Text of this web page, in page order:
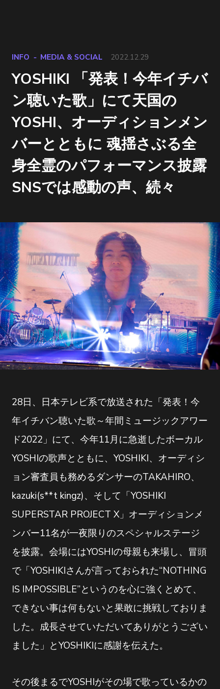
INFO MEDIA & SOCIAL 2022.12.29
YOSHIKI 「発表！今年イチバ
ン聴いた歌」にて天国の
YOSHI、オーディションメン
バーとともに 魂揺さぶる全
身全霊のパフォーマンス披露
SNSでは感動の声、続々
28日、日本テレビ系で放送された「発表！今
年イチバン聴いた歌～年間ミュージックアワー
ド2022」にて、今年11月に急逝したボーカル
YOSHIの歌声とともに、YOSHIKI、オーディシ
ョン審査員も務めるダンサーのTAKAHIRO、
kazuki(s**t kingz)、そして「YOSHIKI
SUPERSTAR PROJECT X」オーディションメ
ンバー11名が一夜限りのスペシャルステージ
を披露。会場にはYOSHIの母親も来場し、冒頭
で「YOSHIKIさんが言っておられた“NOTHING
IS IMPOSSIBLE”というのを心に強くとめて、
できない事は何もないと果敢に挑戦しておりま
した。成長させていただいてありがとうござい
ました」とYOSHIKIに感謝を伝えた。
その後まるでYOSHIがその場で歌っているかの